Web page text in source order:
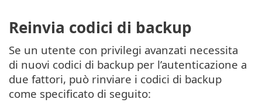
Reinvia codici di backup
Se un utente con privilegi avanzati necessita
di nuovi codici di backup per l’autenticazione a
due fattori, può rinviare i codici di backup
come specificato di seguito: